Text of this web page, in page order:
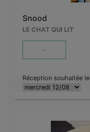
Snood
LE CHAT QUI LIT
-
Réception souhaitée le